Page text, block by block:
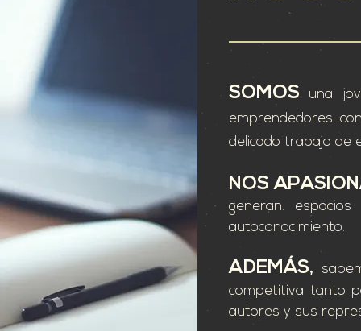
SOMOS
una
emprendedores
delicado trabajo de
NOS
generan:
autoconocimiento.
ADEMÁS,
competitiva tanto
autores y sus